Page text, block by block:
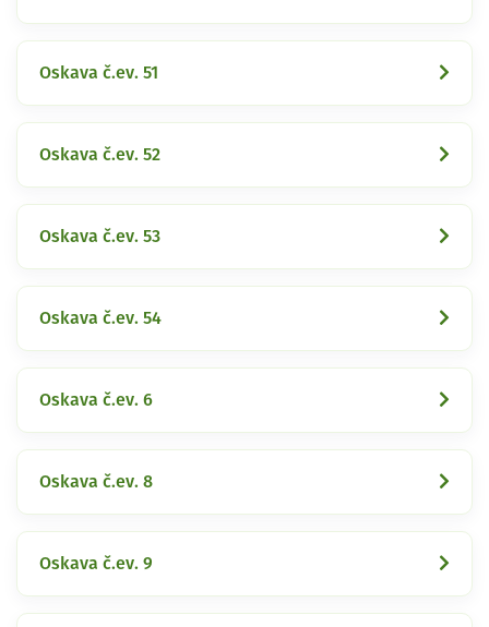
Oskava č.ev. 51
Oskava č.ev. 52
Oskava č.ev. 53
Oskava č.ev. 54
Oskava č.ev. 6
Oskava č.ev. 8
Oskava č.ev. 9